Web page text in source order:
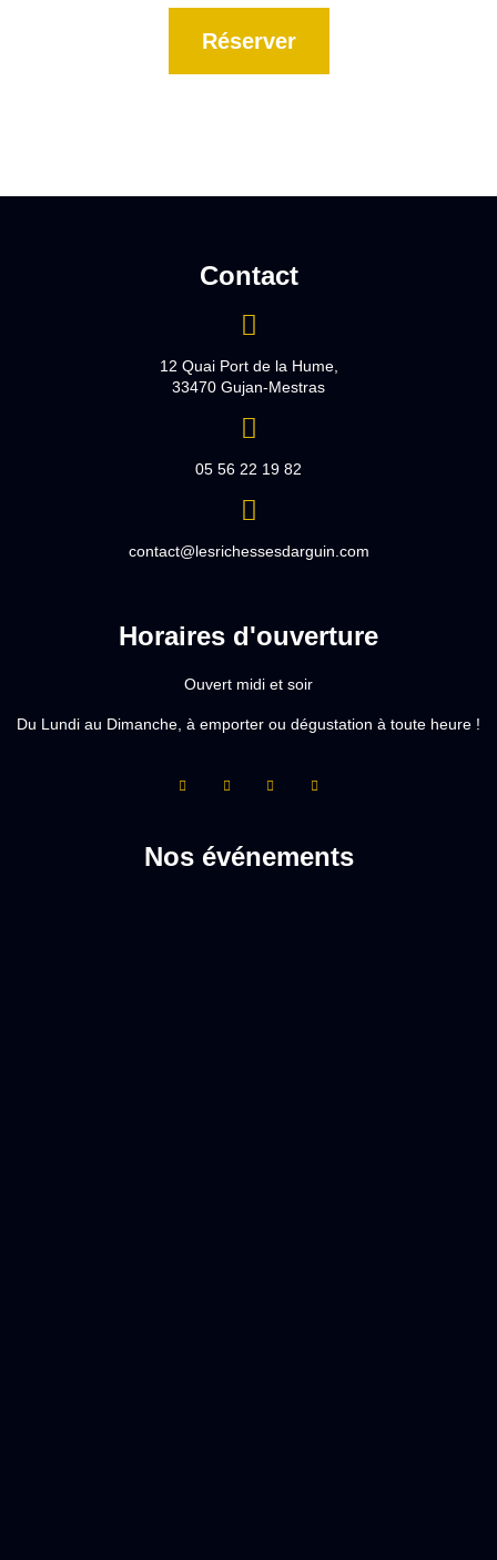
Réserver
Contact
12 Quai Port de la Hume,
33470 Gujan-Mestras
05 56 22 19 82
contact@lesrichessesdarguin.com
Horaires d'ouverture
Ouvert midi et soir
Du Lundi au Dimanche, à emporter ou dégustation à toute heure !
Nos événements